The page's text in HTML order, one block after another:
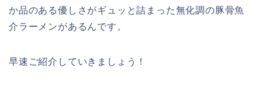
か品のある優しさがギュッと詰まった無化調の豚骨魚
介ラーメンがあるんです。
早速ご紹介していきましょう！